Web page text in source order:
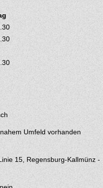
Umfeld vorhanden
15, Regensburg-Kallmünz -